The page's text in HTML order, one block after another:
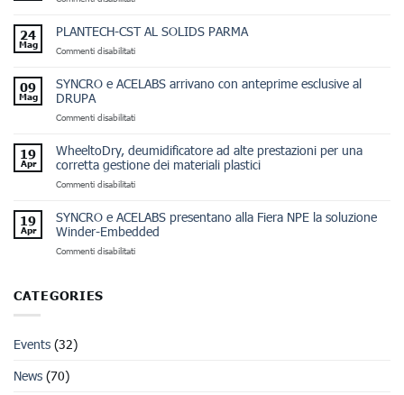
anche
quest’anno
presente
al
24
Mag
PLANTECH-CST AL SOLIDS PARMA
Commenti disabilitatisu
AL
PARMA
09
Mag
SYNCRO e ACELABS arrivano con anteprime esclusive al
DRUPA
Commenti disabilitatisu
ACELABS arrivano
con
anteprime
esclusive
DRUPA
19
Apr
WheeltoDry, deumidificatore ad alte prestazioni per una
corretta gestione dei materiali plastici
Commenti disabilitatisu
ad
alte
prestazioni
19
Apr
SYNCRO e ACELABS presentano alla Fiera NPE la soluzione
Winder-Embedded
Commenti disabilitatisu
CATEGORIES
Events (32)
News (70)